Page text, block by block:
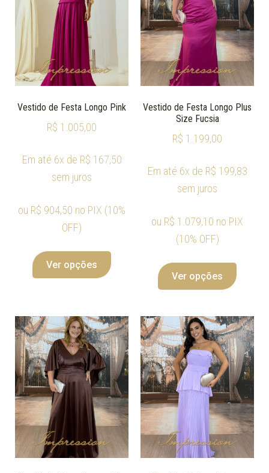
Vestido de Festa Longo Pink
R$ 1.005,00
Em até 6x de R$ 167,50
sem juros
ou R$ 904,50 no PIX (10%
OFF)
Ver opções
Vestido de Festa Longo Plus
Size Fucsia
R$ 1.199,00
Em até 6x de R$ 199,83
sem juros
ou R$ 1.079,10 no PIX
(10% OFF)
Ver opções